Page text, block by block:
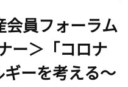
員フォーラム
ー＞「コロナ
ーを考える～